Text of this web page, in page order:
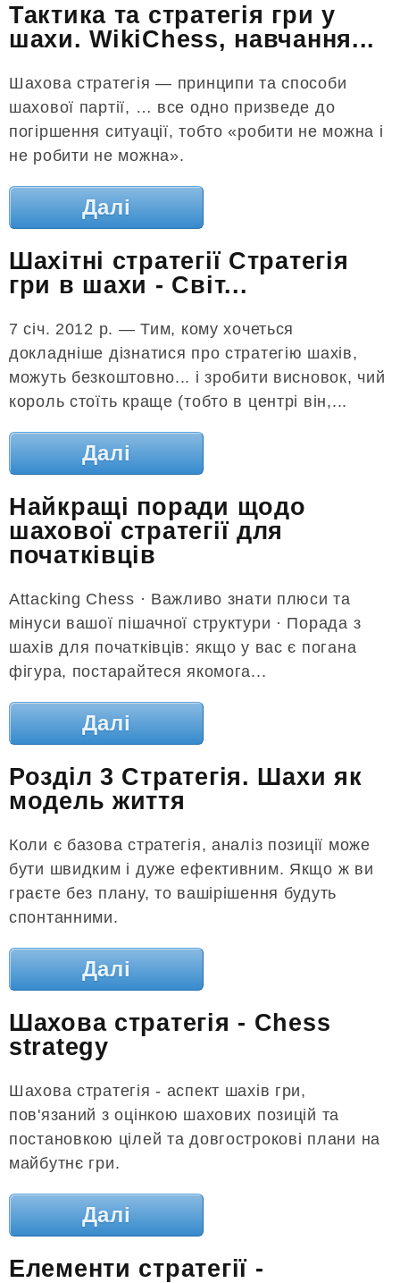
Тактика та стратегія гри у
шахи. WikiChess, навчання...
Шахова стратегія — принципи та способи
шахової партії, … все одно призведе до
погіршення ситуації, тобто «робити не можна і
не робити не можна».
Далі
Шахітні стратегії Стратегія
гри в шахи - Світ...
7 січ. 2012 р. — Тим, кому хочеться
докладніше дізнатися про стратегію шахів,
можуть безкоштовно... і зробити висновок, чий
король стоїть краще (тобто в центрі він,...
Далі
Найкращі поради щодо
шахової стратегії для
початківців
Attacking Chess · Важливо знати плюси та
мінуси вашої пішачної структури · Порада з
шахів для початківців: якщо у вас є погана
фігура, постарайтеся якомога...
Далі
Розділ 3 Стратегія. Шахи як
модель життя
Коли є базова стратегія, аналіз позиції може
бути швидким і дуже ефективним. Якщо ж ви
граєте без плану, то вашірішення будуть
спонтанними.
Далі
Шахова стратегія - Chess
strategy
Шахова стратегія - аспект шахів гри,
пов'язаний з оцінкою шахових позицій та
постановкою цілей та довгострокові плани на
майбутнє гри.
Далі
Елементи стратегії -